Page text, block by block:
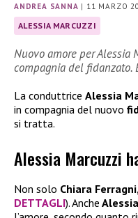
ANDREA SANNA | 11 MARZO
ALESSIA MARCUZZI
Nuovo amore per Alessia
compagnia del fidanzato.
La conduttrice Alessia
in compagnia del nuovo
si tratta.
Alessia Marcuzzi
Non solo Chiara Ferragni,
DETTAGLI). Anche